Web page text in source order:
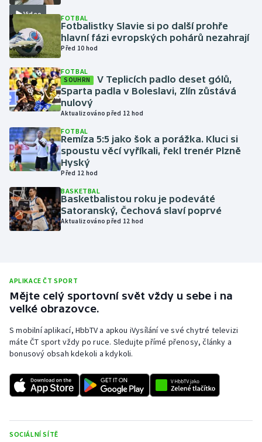
Krasobruslení
Lezení
Lyže a snowboard
Moderní pětiboj
Motorsport
Olympijské hry
Parasport
Plavání
Rychlobruslení
Rychlostní kanoistika
Short track
Sportovní střelba
Video FOTBAL
Fotbalistky Slavie si po další prohře
hlavní fázi evropských pohárů nezahrají
Před 10 hod
FOTBAL
SOUHRN
V Teplicích padlo deset gólů,
Sparta padla v Boleslavi, Zlín zůstává
nulový
Aktualizováno před 12 hod
FOTBAL
Remíza 5:5 jako šok a porážka. Kluci si
spoustu věcí vyříkali, řekl trenér Plzně
Hyský
Před 12 hod
BASKETBAL
Basketbalistou roku je podeváté
Satoranský, Čechová slaví poprvé
Aktualizováno před 12 hod
APLIKACE ČT SPORT
Mějte celý sportovní svět vždy u sebe i na
velké obrazovce.
S mobilní aplikací, HbbTV a apkou iVysílání ve své chytré televizi
máte ČT sport vždy po ruce. Sledujte přímé přenosy, články a
bonusový obsah kdekoli a kdykoli.
SOCIÁLNÍ SÍTĚ